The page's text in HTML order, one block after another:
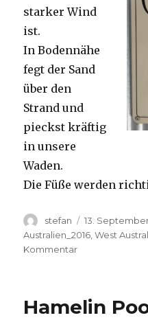
starker Wind
ist.
In Bodennähe
fegt der Sand
über den
Strand und
pieckst kräftig
in unsere
Waden.
Die Füße werden
Autor
stefan
Veröffentlicht
am
13.
Australien_2016 ,West
Kommentarzu
Hamelin